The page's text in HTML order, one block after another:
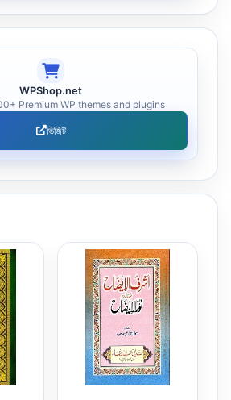
WPShop.net
Premium WP themes and plugins
ভিজিট